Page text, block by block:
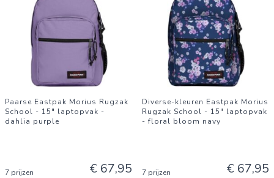
Paarse Eastpak Morius Rugzak
School - 15" laptopvak -
dahlia purple
7 prijzen € 67,95
Diverse-kleuren Eastpak Morius
Rugzak School - 15" laptopvak
- floral bloom navy
7 prijzen € 67,95